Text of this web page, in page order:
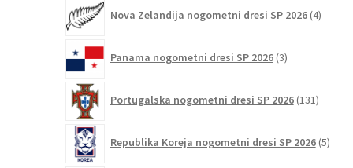
Nova Zelandija nogometni dresi SP 2026 4izdelki
Panama nogometni dresi SP 2026 3izdelki
Portugalska nogometni dresi SP 2026 131
Republika Koreja nogometni dresi SP 2026 5